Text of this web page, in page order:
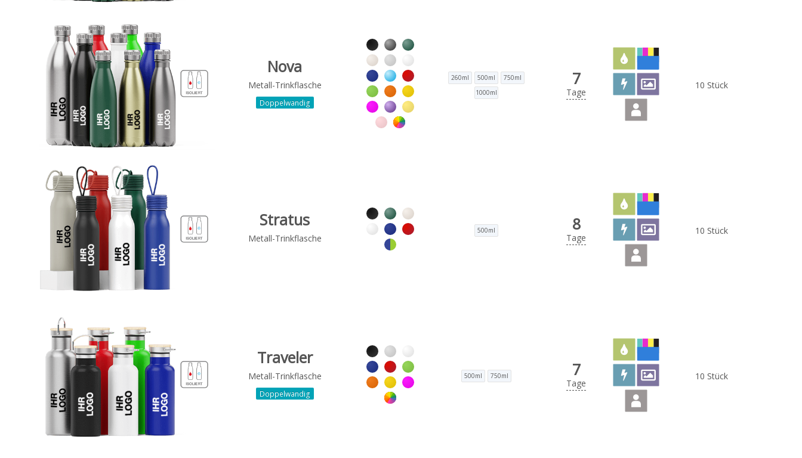
Nova
Metall-Trinkflasche
Doppelwandig
260ml 500ml
750ml
1000ml
7
Tage
10 Stück
Stratus
Metall-Trinkflasche
500ml 8
Tage
10 Stück
Traveler
Metall-Trinkflasche
Doppelwandig
500ml 750ml 7
Tage
10 Stück